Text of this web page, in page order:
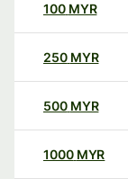
100 MYR
250 MYR
500 MYR
1000 MYR